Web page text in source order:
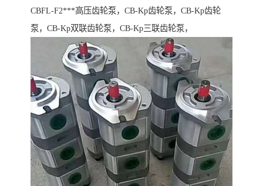
CBFL-F2***高压齿轮泵，CB-Kp齿轮泵，CB-Kp齿轮
泵，CB-Kp双联齿轮泵，CB-Kp三联齿轮泵，